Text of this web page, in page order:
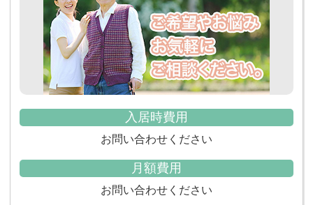
入居時費用
お問い合わせください
月額費用
お問い合わせください